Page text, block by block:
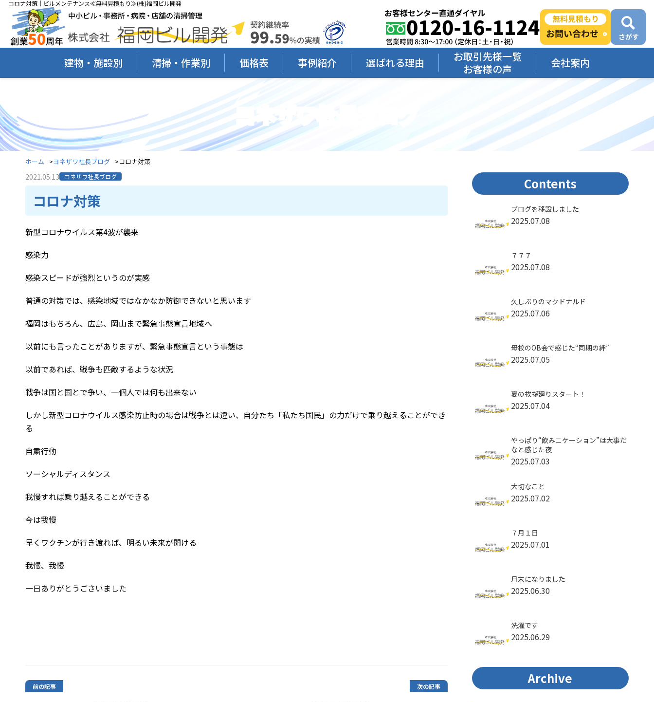
コロナ対策｜ビルメンテナンス≪無料見積もり≫(株)福岡ビル開発
建物・施設別 清掃・作業別 価格表 事例紹介 選ばれる理由
お取引先様一覧
お客様の声
会社案内
ヨネザワ社長ブログ
ホーム ヨネザワ社長ブログ コロナ対策
2021.05.13 ヨネザワ社長ブログ
コロナ対策
新型コロナウイルス第4波が襲来
感染力
感染スピードが強烈というのが実感
普通の対策では、感染地域ではなかなか防御できないと思います
福岡はもちろん、広島、岡山まで緊急事態宣言地域へ
以前にも言ったことがありますが、緊急事態宣言という事態は
以前であれば、戦争も匹敵するような状況
戦争は国と国とで争い、一個人では何も出来ない
しかし新型コロナウイルス感染防止時の場合は戦争とは違い、自分たち「私たち国民」の力だけで乗り越えることができ
る
自粛行動
ソーシャルディスタンス
我慢すれば乗り越えることができる
今は我慢
早くワクチンが行き渡れば、明るい未来が開ける
我慢、我慢
一日ありがとうごさいました
前の記事 次の記事
Contents
ブログを移設しました
2025.07.08
７７７
2025.07.08
久しぶりのマクドナルド
2025.07.06
母校のOB会で感じた“同期の絆”
2025.07.05
夏の挨拶廻りスタート！
2025.07.04
やっぱり“飲みニケーション”は大事だ
なと感じた夜
2025.07.03
大切なこと
2025.07.02
７月１日
2025.07.01
月末になりました
2025.06.30
洗濯です
2025.06.29
Archive